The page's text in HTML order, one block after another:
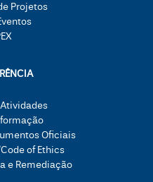
Projetos
Oficiais
of Ethics
e Remediação